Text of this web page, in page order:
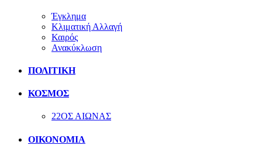
Έγκλημα
Κλιματική Αλλαγή
Καιρός
Ανακύκλωση
ΠΟΛΙΤΙΚΗ
ΚΟΣΜΟΣ
22ΟΣ ΑΙΩΝΑΣ
ΟΙΚΟΝΟΜΙΑ